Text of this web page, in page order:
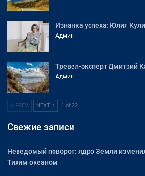
Изнанка успеха: Юлия
Админ
Тревел-эксперт Дмитрий
Админ
PREV NEXT 1 of 22
Свежие записи
Неведомый поворот: ядро Земли
Тихим океаном